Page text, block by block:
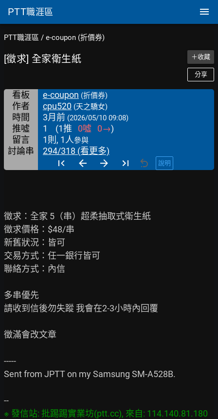
PTT職涯區
PTT職涯區 / e-coupon (折價券)
[徵求] 全家衛生紙 ＋收藏
分享
看板 e-coupon (折價券)
作者 cpu520 (天之驕女)
時間 3月前 (2026/05/10 09:08)
推噓 1 (1推 0噓 0→)
留言
1則, 1人參與
討論串 294/318 (看更多)
說明
徵求：全家 5（串）超柔抽取式衛生紙
徵求價格：$48/串
新舊狀況：皆可
交易方式：任一銀行皆可
聯絡方式：內信
多串優先
請收到信後勿失蹤 我會在2-3小時內回覆
徵滿會改文章
-----
Sent from JPTT on my Samsung SM-A528B.
※ 發信站: 批踢踢實業坊(ptt.cc), 來自: 114.140.81.180